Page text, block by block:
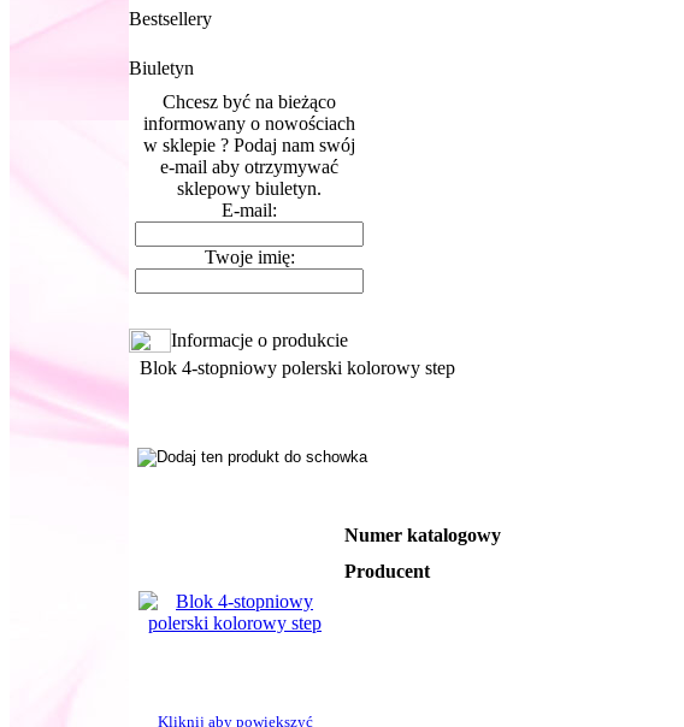
Bestsellery
Biuletyn
Chcesz być na bieżąco
informowany o nowościach
w sklepie ? Podaj nam swój
e-mail aby otrzymywać
sklepowy biuletyn.
E-mail:
Twoje imię:
Informacje o produkcie
Blok 4-stopniowy polerski kolorowy step
Kliknij aby powiększyć
Numer katalogowy
Producent